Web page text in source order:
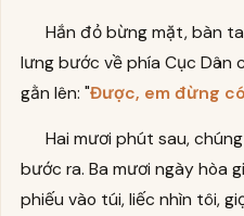
Hắn đỏ bừng mặt, bàn
lưng bước về phía Cục Dân
gằn lên: "Được, em đừng
Hai mươi phút sau,
bước ra. Ba mươi ngày hòa
phiếu vào túi, liếc nhìn tôi,